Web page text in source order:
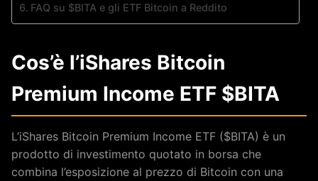
FAQ su $BITA e gli ETF Bitcoin a Reddito
Cos’è l’iShares Bitcoin
Premium Income ETF $BITA
L’iShares Bitcoin Premium Income ETF ($BITA) è un
prodotto di investimento quotato in borsa che
combina l’esposizione al prezzo di Bitcoin con una